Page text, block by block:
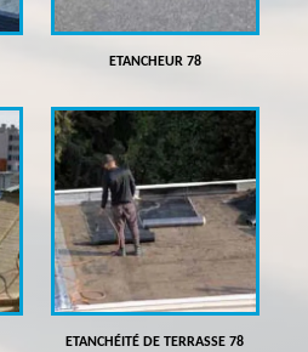
ETANCHEUR 78
ETANCHÉITÉ DE TERRASSE 78